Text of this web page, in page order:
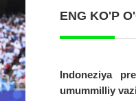
ENG KO'P
Indoneziya
umummilliy